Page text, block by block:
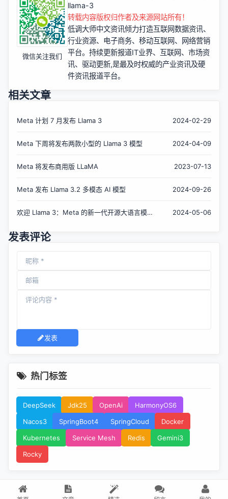
微信关注我们
llama-3
转载内容版权归作者及来源网站所有！
低调大师中文资讯倾力打造互联网数据资讯、
行业资源、电子商务、移动互联网、网络营销
平台。持续更新报道IT业界、互联网、市场资
讯、驱动更新,是最及时权威的产业资讯及硬
件资讯报道平台。
相关文章
Meta 计划 7 月发布 Llama 3 2024-02-29
Meta 下周将发布两款小型的 Llama 3 模型 2024-04-09
Meta 将发布商用版 LLaMA 2023-07-13
Meta 发布 Llama 3.2 多模态 AI 模型 2024-09-26
欢迎 Llama 3：Meta 的新一代开源大语言模
2024-05-06
发表评论
发表
热门标签
DeepSeek Jdk25 OpenAi
HarmonyOS6
Nacos3
SpringBoot4 SpringCloud
Docker
Kubernetes
Service Mesh Redis
Gemini3
Rocky